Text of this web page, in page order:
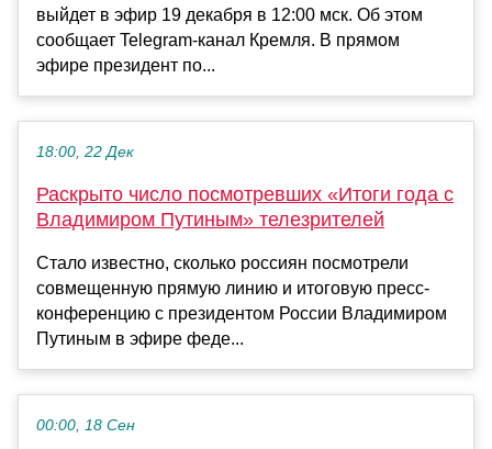
выйдет в эфир 19 декабря в 12:00 мск. Об этом
сообщает Telegram-канал Кремля. В прямом
эфире президент по...
18:00, 22 Дек
Раскрыто число посмотревших «Итоги года с
Владимиром Путиным» телезрителей
Стало известно, сколько россиян посмотрели
совмещенную прямую линию и итоговую пресс-
конференцию с президентом России Владимиром
Путиным в эфире феде...
00:00, 18 Сен